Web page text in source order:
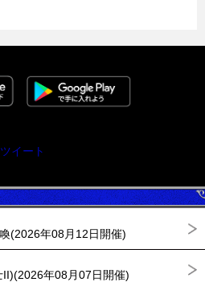
イート
(2026年08月12日開催)
年08月07日開催)